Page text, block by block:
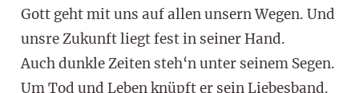
Gott geht mit uns auf allen unsern Wegen. Und
unsre Zukunft liegt fest in seiner Hand.
Auch dunkle Zeiten steh‘n unter seinem Segen.
Um Tod und Leben knüpft er sein Liebesband.